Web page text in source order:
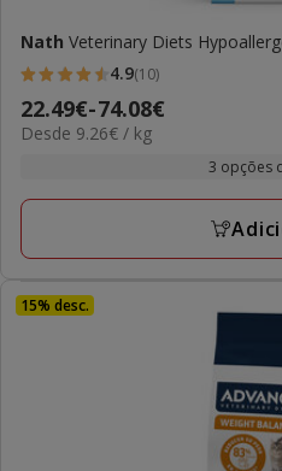
Nath Veterinary Diets
4.9
estrelas
com
avaliações
4.9(10)
Preço
de
a
22.49€-74.08€
9.26€
Desde 9.26€ / kg
3 opções
15% desc.